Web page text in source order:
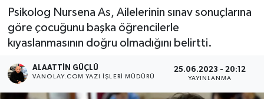
Psikolog Nursena As, Ailelerinin sınav sonuçlarına
göre çocuğunu başka öğrencilerle
kıyaslanmasının doğru olmadığını belirtti.
ALAATTIN GÜÇLÜ
VANOLAY.COM YAZI İŞLERI MÜDÜRÜ
25.06.2023 - 20:12
YAYINLANMA
Eğitim
Bilim & Teknoloji
Dünya
Tüm Manşetler
Son Dakika Haberleri
Haber Arşivi